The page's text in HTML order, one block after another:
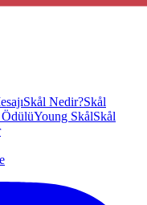
Skål Nedir?Skål
Young SkålSkål